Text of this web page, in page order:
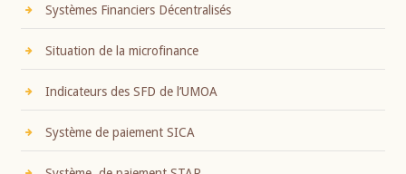
Systèmes Financiers Décentralisés
Situation de la microfinance
Indicateurs des SFD de l’UMOA
Système de paiement SICA